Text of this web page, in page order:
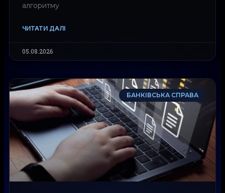
алгоритму
ЧИТАТИ ДАЛІ
05.08.2026
БАНКІВСЬКА СПРАВА